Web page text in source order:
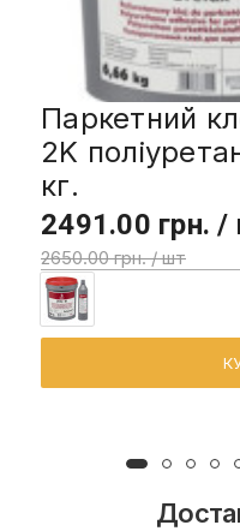
Паркетний
2K
кг.
2491.00 грн.
2650.00 грн. / шт